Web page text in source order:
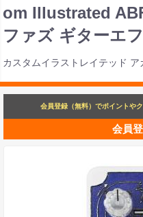
om Illustrated
ファズ ギターエ
カスタムイラストレイテッド
会員登録（無料）でポイントや
会員